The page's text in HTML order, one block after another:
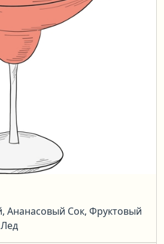
Ананасовый Сок, Фруктовый